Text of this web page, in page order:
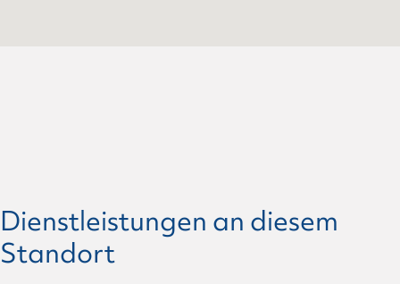
Dienstleistungen an diesem
Standort